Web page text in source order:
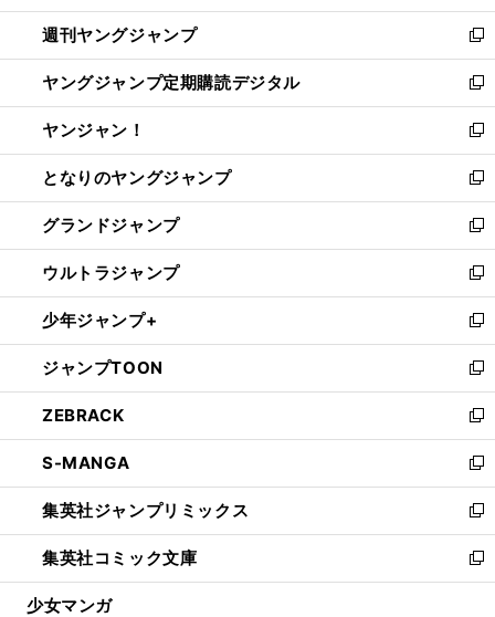
開
く
ウ
で
開
く
ン
ド
ウ
で
開
く
ウ
ィ
ン
ド
ウ
で
開
く
週刊ヤングジャンプ
新
し
い
ウ
ィ
ン
ド
ウ
で
開
く
ヤングジャンプ定期購読デジタル
新
し
い
ウ
ィ
ン
ド
ウ
で
開
く
ヤンジャン！
新
し
い
ウ
ィ
ン
ド
ウ
で
開
く
となりのヤングジャンプ
新
し
い
ウ
ィ
ン
ド
ウ
で
開
く
グランドジャンプ
新
し
い
ウ
ィ
ン
ド
ウ
で
開
く
ウルトラジャンプ
新
し
い
ウ
ィ
ン
ド
ウ
で
開
く
少年ジャンプ+
新
し
い
ウ
ィ
ン
ド
ウ
で
開
く
ジャンプTOON
新
し
い
ウ
ィ
ン
ド
ウ
で
開
ZEBRACK
新
し
い
ウ
ィ
ン
ド
ウ
S-MANGA
新
し
い
ウ
ィ
ン
集英社ジャンプリミックス
新
し
い
ウ
集英社コミック文庫
新
し
少女マンガ